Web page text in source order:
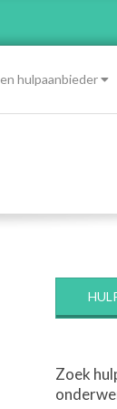
hulpaanbieder
Zoek